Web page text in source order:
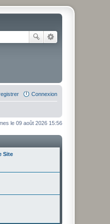
Connexion
le 09 août 2026 15:56
Site